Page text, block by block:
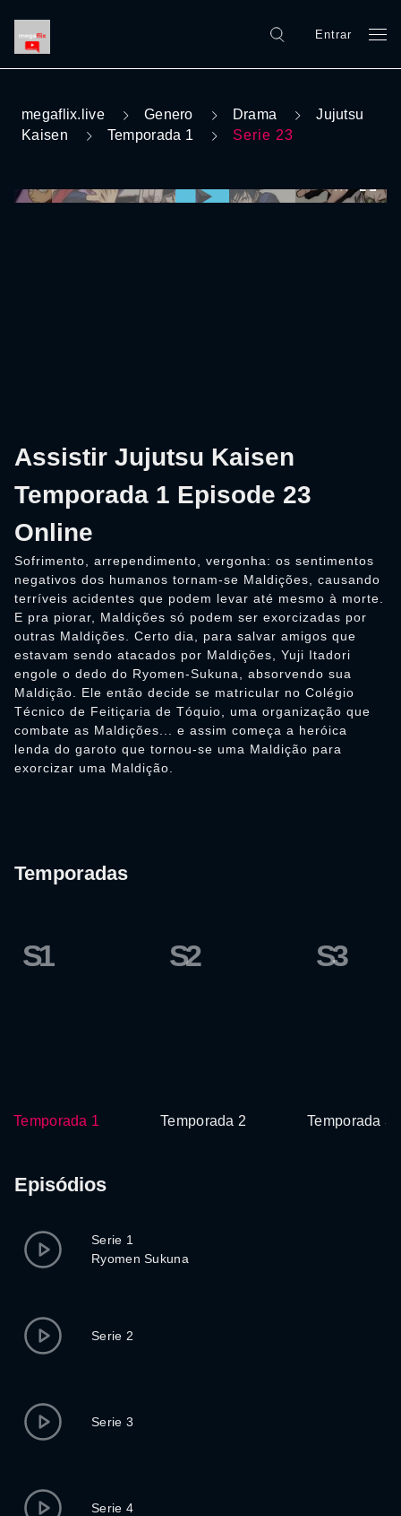
Entrar
megaflix.live Genero Drama
Jujutsu
Kaisen
Temporada 1 Serie 23
Assistir Jujutsu Kaisen
Temporada 1 Episode 23
Online
Sofrimento, arrependimento, vergonha: os sentimentos
negativos dos humanos tornam-se Maldições, causando
terríveis acidentes que podem levar até mesmo à morte.
E pra piorar, Maldições só podem ser exorcizadas por
outras Maldições. Certo dia, para salvar amigos que
estavam sendo atacados por Maldições, Yuji Itadori
engole o dedo do Ryomen-Sukuna, absorvendo sua
Maldição. Ele então decide se matricular no Colégio
Técnico de Feitiçaria de Tóquio, uma organização que
combate as Maldições... e assim começa a heróica
lenda do garoto que tornou-se uma Maldição para
exorcizar uma Maldição.
Temporadas
S1
Temporada 1
S2
Temporada 2
S3
Temporada 3
Episódios
Serie 1
Ryomen Sukuna
Serie 2
Serie 3
Serie 4